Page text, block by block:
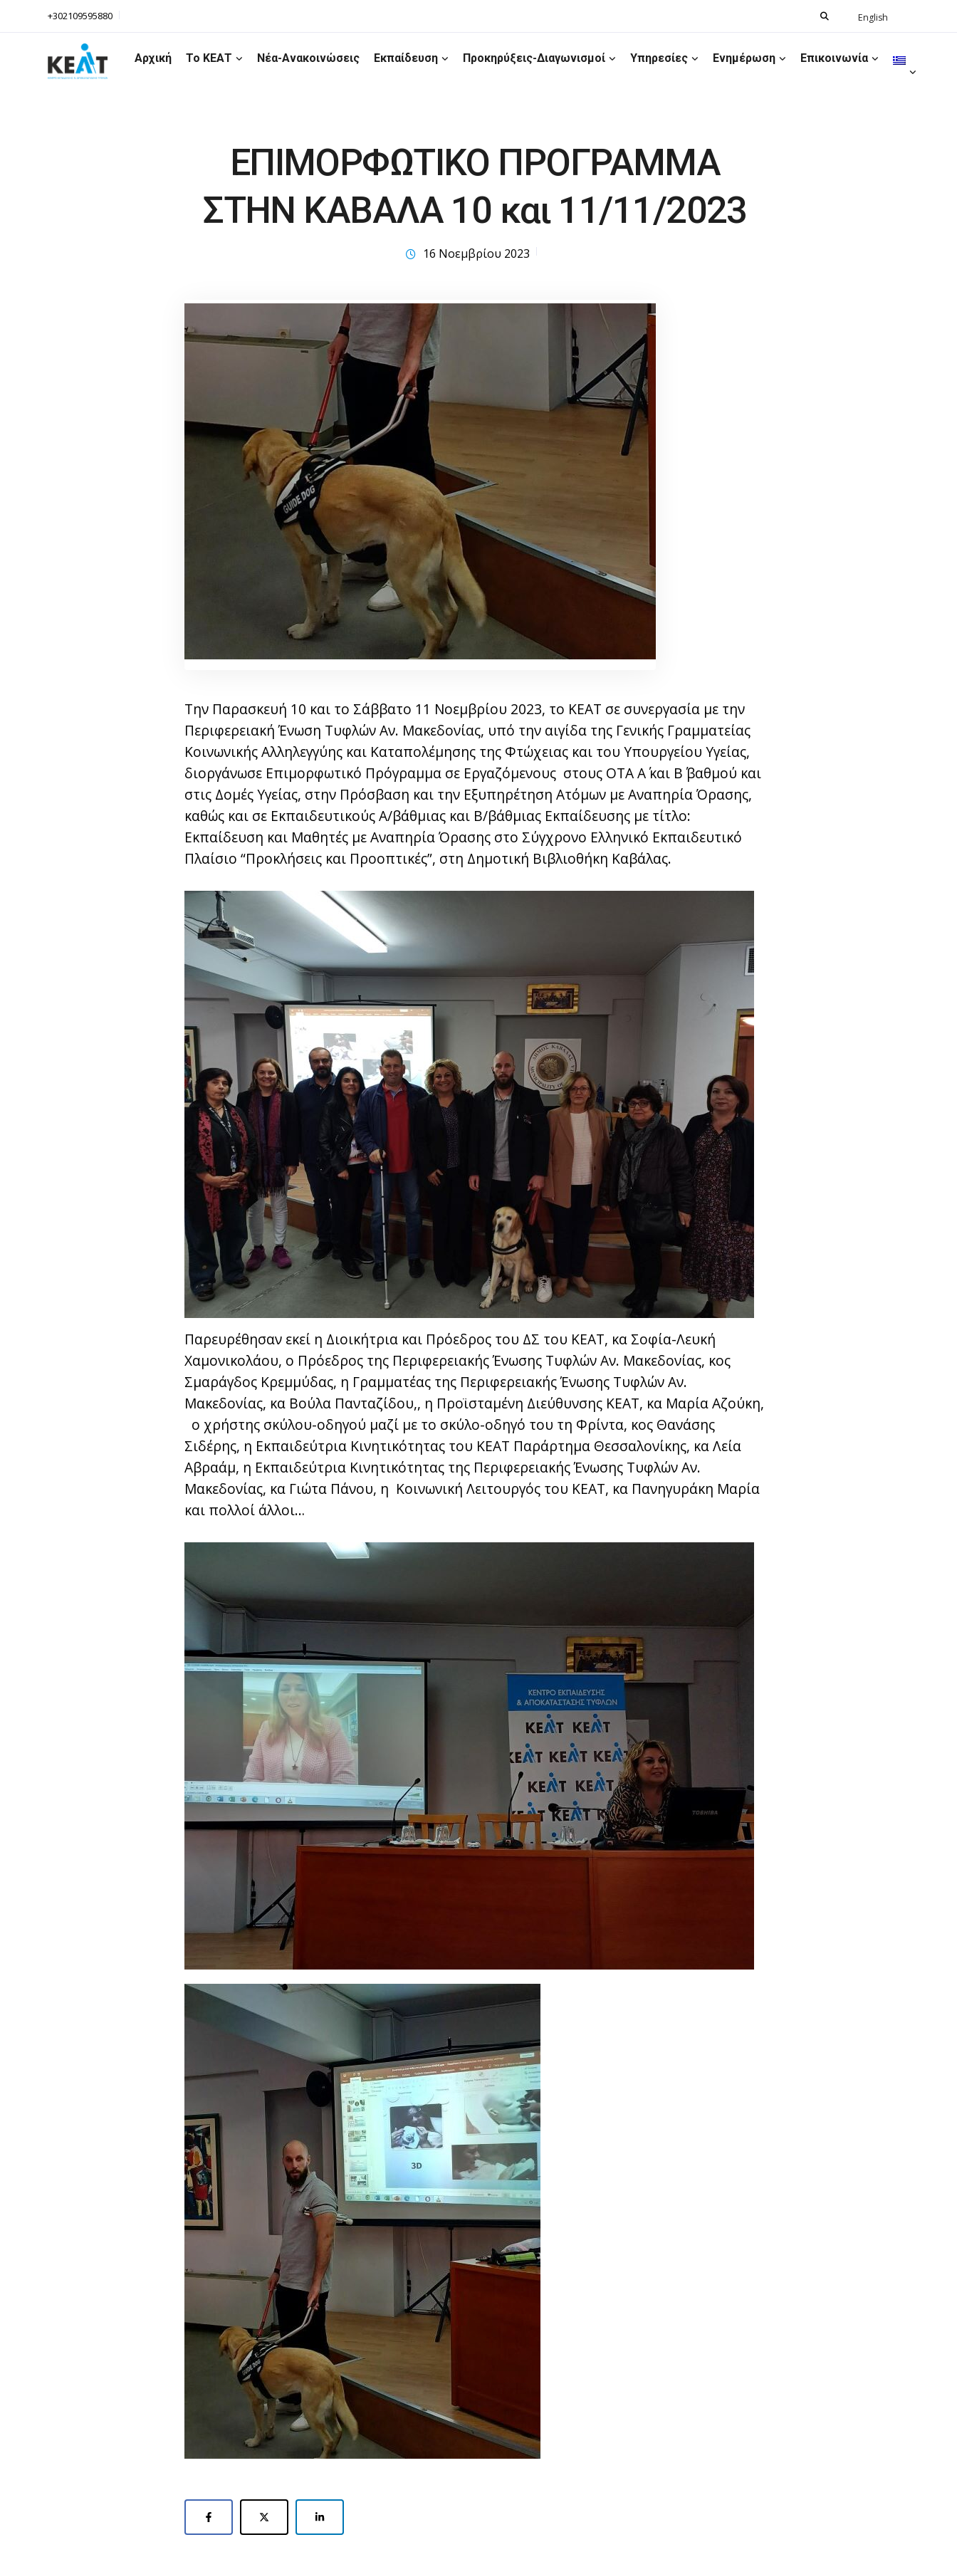
SearchEnglish
+302109595880
Αρχική Το ΚΕΑΤ Νέα-Ανακοινώσεις Εκπαίδευση Προκηρύξεις-Διαγωνισμοί Υπηρεσίες Ενημέρωση Επικοινωνία
ΕΠΙΜΟΡΦΩΤΙΚΟ ΠΡΟΓΡΑΜΜΑ
ΣΤΗΝ ΚΑΒΑΛΑ 10 και 11/11/2023
16 Νοεμβρίου 2023
Την Παρασκευή 10 και το Σάββατο 11 Νοεμβρίου 2023, το ΚΕΑΤ σε συνεργασία με την
Περιφερειακή Ένωση Τυφλών Αν. Μακεδονίας, υπό την αιγίδα της Γενικής Γραμματείας
Κοινωνικής Αλληλεγγύης και Καταπολέμησης της Φτώχειας και του Υπουργείου Υγείας,
διοργάνωσε Επιμορφωτικό Πρόγραμμα σε Εργαζόμενους στους ΟΤΑ Α΄ και Β΄ βαθμού και
στις Δομές Υγείας, στην Πρόσβαση και την Εξυπηρέτηση Ατόμων με Αναπηρία Όρασης,
καθώς και σε Εκπαιδευτικούς Α/βάθμιας και Β/βάθμιας Εκπαίδευσης με τίτλο:
Εκπαίδευση και Μαθητές με Αναπηρία Όρασης στο Σύγχρονο Ελληνικό Εκπαιδευτικό
Πλαίσιο “Προκλήσεις και Προοπτικές”, στη Δημοτική Βιβλιοθήκη Καβάλας.
Παρευρέθησαν εκεί η Διοικήτρια και Πρόεδρος του ΔΣ του ΚΕΑΤ, κα Σοφία-Λευκή
Χαμονικολάου, ο Πρόεδρος της Περιφερειακής Ένωσης Τυφλών Αν. Μακεδονίας, κος
Σμαράγδος Κρεμμύδας, η Γραμματέας της Περιφερειακής Ένωσης Τυφλών Αν.
Μακεδονίας, κα Βούλα Πανταζίδου,, η Προϊσταμένη Διεύθυνσης ΚΕΑΤ, κα Μαρία Αζούκη,
ο χρήστης σκύλου-οδηγού μαζί με το σκύλο-οδηγό του τη Φρίντα, κος Θανάσης
Σιδέρης, η Εκπαιδεύτρια Κινητικότητας του ΚΕΑΤ Παράρτημα Θεσσαλονίκης, κα Λεία
Αβραάμ, η Εκπαιδεύτρια Κινητικότητας της Περιφερειακής Ένωσης Τυφλών Αν.
Μακεδονίας, κα Γιώτα Πάνου, η Κοινωνική Λειτουργός του ΚΕΑΤ, κα Πανηγυράκη Μαρία
και πολλοί άλλοι…